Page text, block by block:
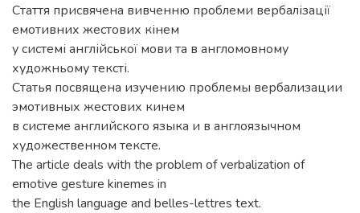
Стаття присвячена вивченню проблеми вербалізації
емотивних жестових кінем
у системі англійської мови та в англомовному
художньому тексті.
Статья посвящена изучению проблемы вербализации
эмотивных жестових кинем
в системе английского языка и в англоязычном
художественном тексте.
The article deals with the problem of verbalization of
emotive gesture kinemes in
the English language and belles-lettres text.